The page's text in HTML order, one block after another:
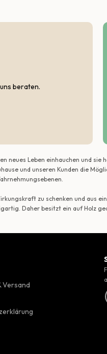
beraten.
neues Leben einhauchen und
und unseren Kunden die
zu schenken und aus
Daher besitzt ein auf Holz
Versand